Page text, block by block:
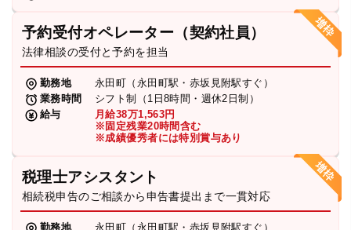
予約受付オペレーター（契約社員）
法律相談の受付と予約を担当
勤務地
永田町（永田町駅・赤坂見附駅すぐ）
業務時間
シフト制（1日8時間・週休2日制）
給与
月給38万1,563円
※固定残業20時間含む
※成績優秀者には特別賞与あり
税理士アシスタント
相続税申告のご相談から申告書提出まで一貫対応
勤務地
永田町（永田町駅・赤坂見附駅すぐ）
特設サイト
相談先情報サイト
プライバシーポリシー
TikTok受賞 定義集 動画集